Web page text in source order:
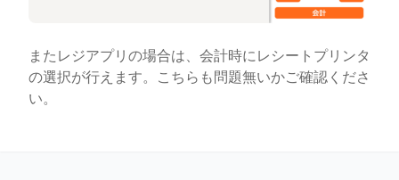
またレジアプリの場合は、会計時にレシートプリンタ
の選択が行えます。こちらも問題無いかご確認くださ
い。